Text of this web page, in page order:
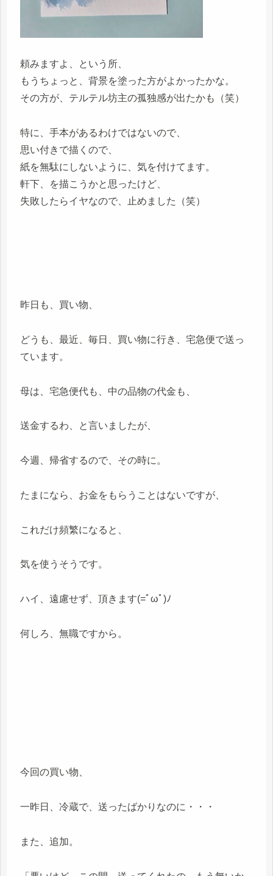
頼みますよ、という所、
もうちょっと、背景を塗った方がよかったかな。
その方が、テルテル坊主の孤独感が出たかも（笑）
特に、手本があるわけではないので、
思い付きで描くので、
紙を無駄にしないように、気を付けてます。
軒下、を描こうかと思ったけど、
失敗したらイヤなので、止めました（笑）
昨日も、買い物、
どうも、最近、毎日、買い物に行き、宅急便で送っ
ています。
母は、宅急便代も、中の品物の代金も、
送金するわ、と言いましたが、
今週、帰省するので、その時に。
たまになら、お金をもらうことはないですが、
これだけ頻繁になると、
気を使うそうです。
ハイ、遠慮せず、頂きます(=ﾟωﾟ)ﾉ
何しろ、無職ですから。
今回の買い物、
一昨日、冷蔵で、送ったばかりなのに・・・
また、追加。